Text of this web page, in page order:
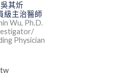
吳其炘
級主治醫師
Wu, Ph.D.
Physician